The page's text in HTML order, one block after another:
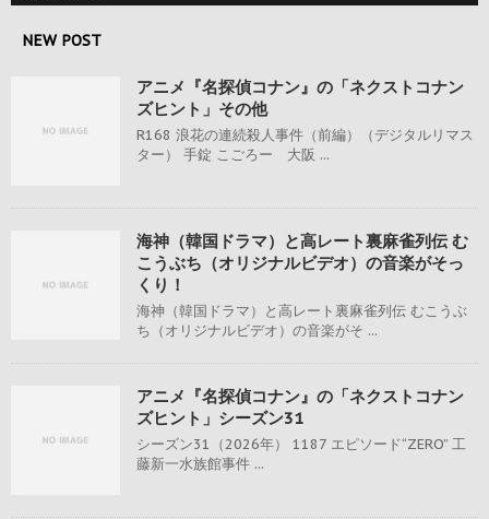
NEW POST
アニメ『名探偵コナン』の「ネクストコナン
ズヒント」その他
R168 浪花の連続殺人事件（前編）（デジタルリマス
ター） 手錠 こごろー 大阪 ...
海神（韓国ドラマ）と高レート裏麻雀列伝 む
こうぶち（オリジナルビデオ）の音楽がそっ
くり！
海神（韓国ドラマ）と高レート裏麻雀列伝 むこうぶ
ち（オリジナルビデオ）の音楽がそ ...
アニメ『名探偵コナン』の「ネクストコナン
ズヒント」シーズン31
シーズン31（2026年） 1187 エピソード“ZERO” 工
藤新一水族館事件 ...